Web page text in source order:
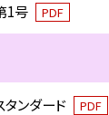
1号
PDF
ンダード PDF